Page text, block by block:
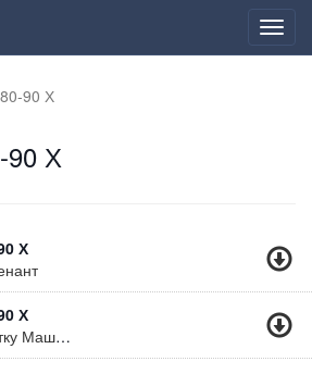
90 Х
90 Х
Х
Х
Музыка В Девятку Машину